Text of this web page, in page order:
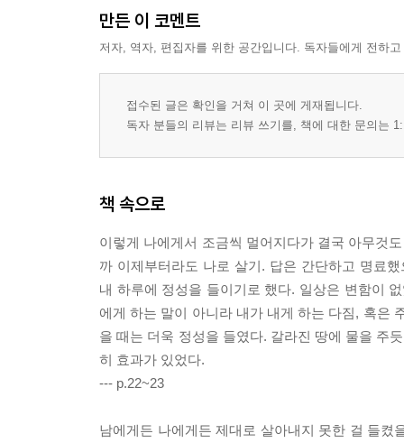
만든 이 코멘트
저자, 역자, 편집자를 위한 공간입니다. 독자들에게 전하
접수된 글은 확인을 거쳐 이 곳에 게재됩니다.
독자 분들의 리뷰는 리뷰 쓰기를, 책에 대한 문의는
책 속으로
이렇게 나에게서 조금씩 멀어지다가 결국 아무것
까 이제부터라도 나로 살기. 답은 간단하고 명료
내 하루에 정성을 들이기로 했다. 일상은 변함이
에게 하는 말이 아니라 내가 내게 하는 다짐, 혹은
을 때는 더욱 정성을 들였다. 갈라진 땅에 물을 주
히 효과가 있었다.
--- p.22~23
남에게든 나에게든 제대로 살아내지 못한 걸 들